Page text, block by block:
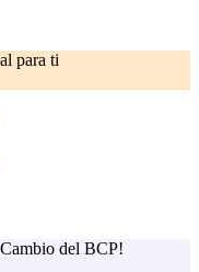
para ti
del BCP!